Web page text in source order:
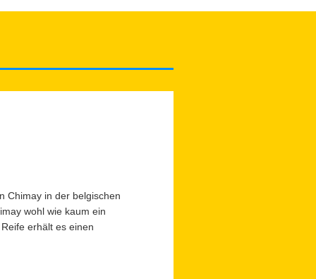
Chimay in der belgischen
wohl wie kaum ein
erhält es einen